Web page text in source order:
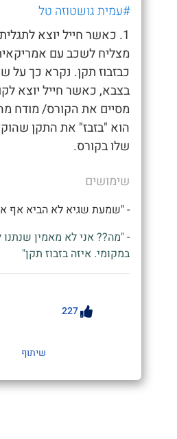
#עמית גושטוזה טל
1. כאשר חייל יוצא
מצליח לשכב עם
כבזבוז תקן. נקרא כך על
בצבא, כאשר חייל יוצא
מסיים את הקורס/ מודח
הוא "בזבז" את התקן
שלו בקורס.
שימושים
- "שמעת שגיא לא הביא אף
- "מה?? אני לא מאמין
במקומי. איזה בזבוז תקן"
227
שיתוף